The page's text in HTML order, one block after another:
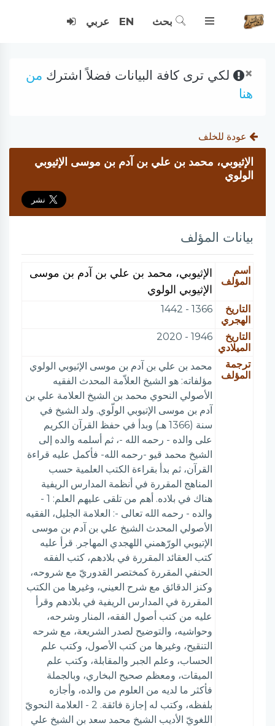
بحث EN عربي
× لكي ترى كافة البيانات فضلاً اشترك من
هنا
عودة للخلف
الإثيوبي، محمد بن علي بن آدم بن موسى الإثيوبي
الولوي
بيانات المؤلف
اسم
المؤلف
الإثيوبي، محمد بن علي بن آدم بن موسى
الإثيوبي الولوي
التاريخ
الهجري
1366 - 1442
التاريخ
الميلادي
1946 - 2020
ترجمة
المؤلف
محمد بن علي بن آدم بن موسى الإثيوبي الولوي
مؤلفاته: هو الشيخ العلاّمة المحدث الفقيه
الأصولي النحوي محمد بن الشيخ العلامة علي بن
آدم بن موسى الإتيوبي الولّوي. ولد الشيخ في
سنة (1366 هـ) وبدأ في حفظ القرآن الكريم
على والده - رحمه الله -، ثم أسلمه والده إلى
الشيخ محمد قيو -رحمه الله- فأكمل عليه قراءة
القرآن، ثم بدأ بقراءة الكتب العلمية حسب
المناهج المقررة في أنظمة المدارس الريفية
هناك في بلاده. أهم من تلقى عليهم العلم: 1 -
والده - رحمه الله تعالى -: العلامة الجليل، الفقيه
الأصولي المحدث الشيخ علي بن آدم بن موسى
الإتيوبي الورّهمني اللهجدي المهاجر. قرأ عليه
كتب العقائد المقررة في بلادهم، كتب الفقه
الحنفي المقررة كمختصر القدوريّ مع شروحه،
وكنز الدقائق مع شرح العيني، وغيرها من الكتب
المقررة في المدارس الريفية في بلادهم وقرأ
عليه من كتب أصول الفقه، المنار وشرحه،
وحواشيه، والتوضيح لصدر الشريعة، مع شرحه
التنقيح، وغيرها من كتب الأصول، وكتب علم
الحساب، وعلم الجبر والمقابلة، وكتب علم
الميقات، ومعظم صحيح البخاري، وبالجملة
فأكثر ما لديه من العلوم من والده، وأجازه
بلفظه، وكتب له إجازة فائقة. 2 - العلامة النحويّ
اللغويّ الأديب الشيخ محمد سعد بن الشيخ علي